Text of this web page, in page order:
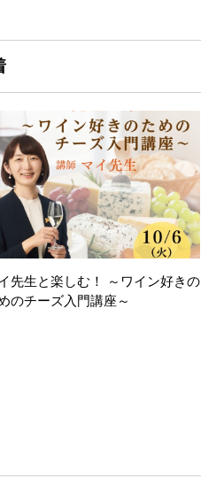
先生と楽しむ！ ～ワイン好きの
のチーズ入門講座～